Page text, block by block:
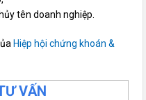
tên doanh nghiệp.
Hiệp hội chứng khoán &
VẤN